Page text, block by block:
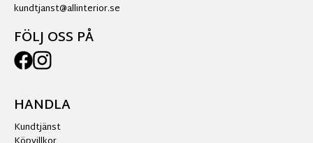
kundtjanst@allinterior.se
FÖLJ OSS PÅ
HANDLA
Kundtjänst